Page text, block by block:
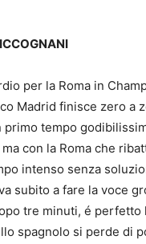
per la Roma in
Madrid finisce zero a
primo tempo
con la Roma che
intenso senza
subito a fare la voce
tre minuti, é perfetto
spagnolo si perde di